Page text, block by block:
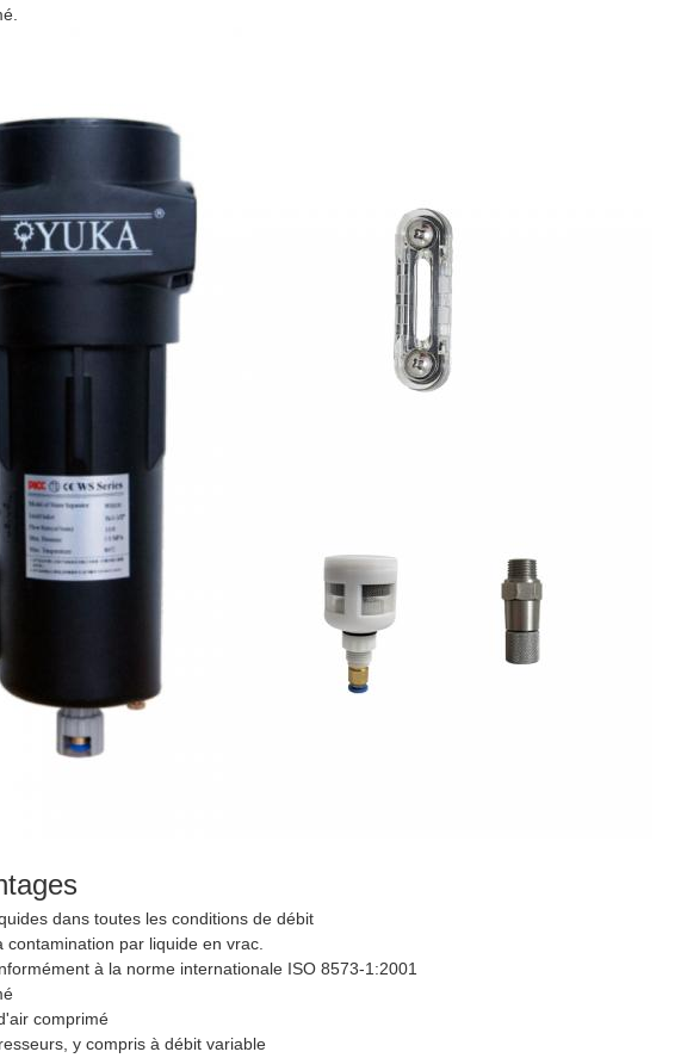
dans toutes les conditions de débit
par liquide en vrac.
à la norme internationale ISO 8573-1:2001
comprimé
y compris à débit variable